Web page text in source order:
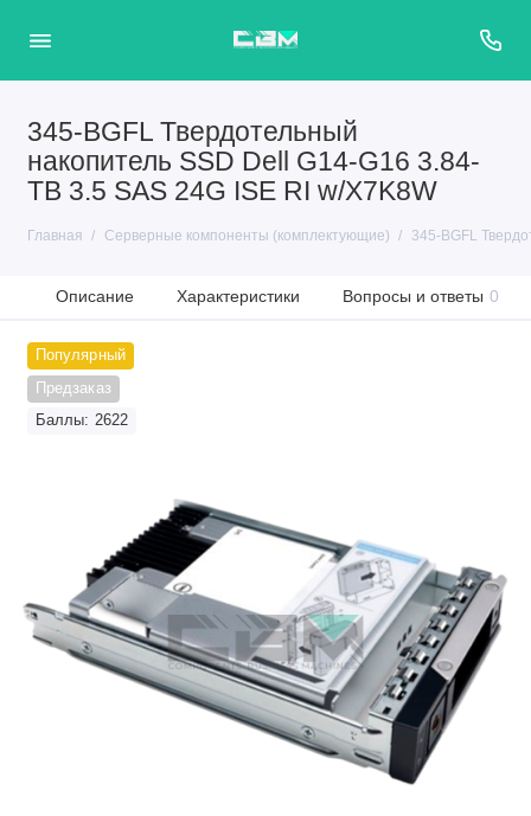
345-BGFL Твердотельный
накопитель SSD Dell G14-G16 3.84-
TB 3.5 SAS 24G ISE RI w/X7K8W
Главная Серверные компоненты (комплектующие) 345-BGFL
Описание Характеристики Вопросы и ответы 0
Популярный
Предзаказ
Баллы: 2622